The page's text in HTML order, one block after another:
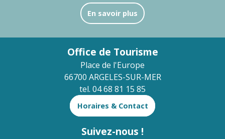
En savoir plus
Office de Tourisme
Place de l'Europe
66700 ARGELES-SUR-MER
tel. 04 68 81 15 85
Horaires & Contact
Suivez-nous !